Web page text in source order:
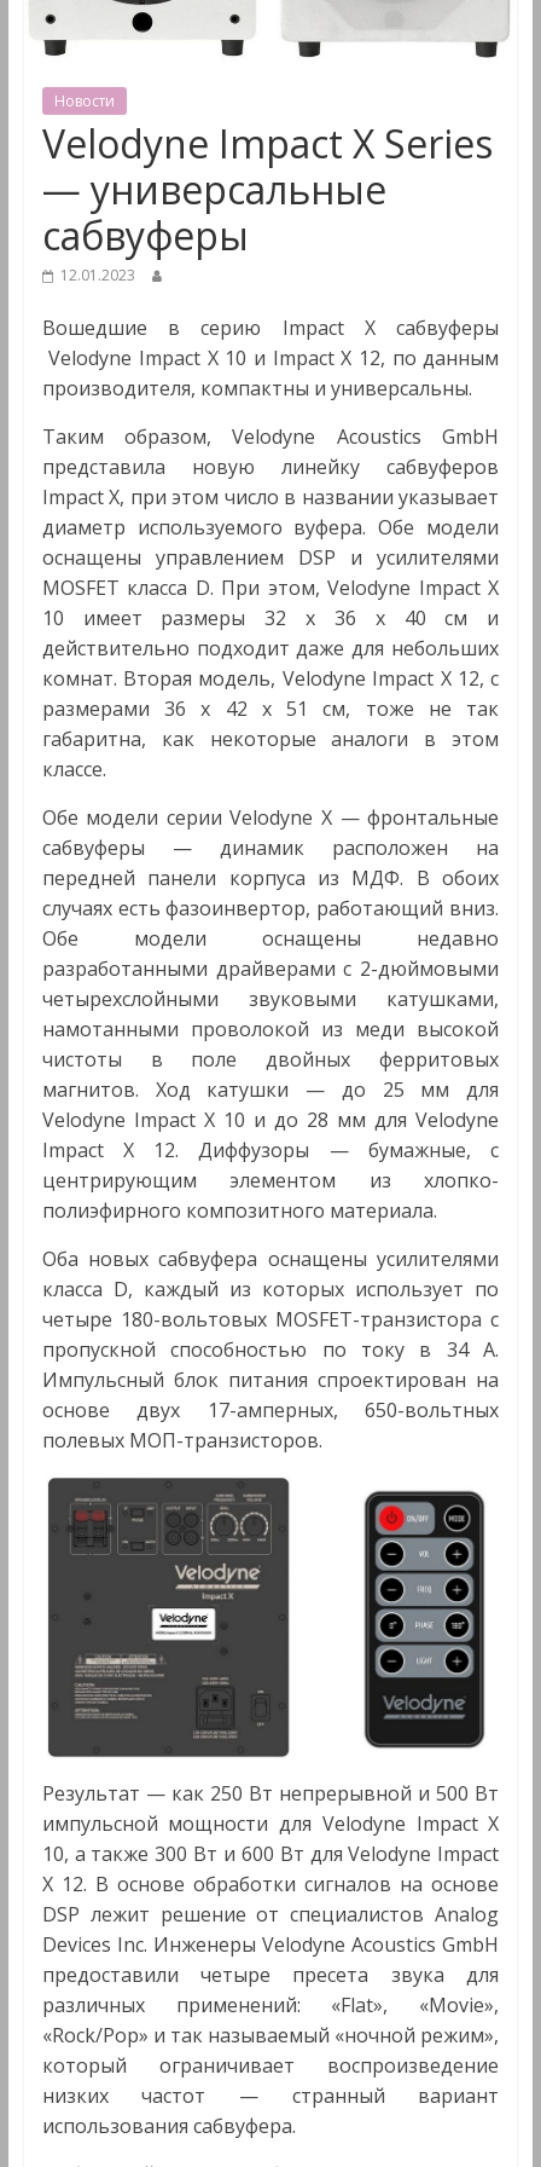
Мультимедиа
Новости
Velodyne Impact X Series
— универсальные
сабвуферы
12.01.2023
Вошедшие в серию Impact X сабвуферы
Velodyne Impact X 10 и Impact X 12, по данным
производителя, компактны и универсальны.
Таким образом, Velodyne Acoustics GmbH
представила новую линейку сабвуферов
Impact X, при этом число в названии указывает
диаметр используемого вуфера. Обе модели
оснащены управлением DSP и усилителями
MOSFET класса D. При этом, Velodyne Impact X
10 имеет размеры 32 x 36 x 40 см и
действительно подходит даже для небольших
комнат. Вторая модель, Velodyne Impact X 12, с
размерами 36 x 42 x 51 см, тоже не так
габаритна, как некоторые аналоги в этом
классе.
Обе модели серии Velodyne X — фронтальные
сабвуферы — динамик расположен на
передней панели корпуса из МДФ. В обоих
случаях есть фазоинвертор, работающий вниз.
Обе модели оснащены недавно
разработанными драйверами с 2-дюймовыми
четырехслойными звуковыми катушками,
намотанными проволокой из меди высокой
чистоты в поле двойных ферритовых
магнитов. Ход катушки — до 25 мм для
Velodyne Impact X 10 и до 28 мм для Velodyne
Impact X 12. Диффузоры — бумажные, с
центрирующим элементом из хлопко-
полиэфирного композитного материала.
Оба новых сабвуфера оснащены усилителями
класса D, каждый из которых использует по
четыре 180-вольтовых MOSFET-транзистора с
пропускной способностью по току в 34 А.
Импульсный блок питания спроектирован на
основе двух 17-амперных, 650-вольтных
полевых МОП-транзисторов.
Результат — как 250 Вт непрерывной и 500 Вт
импульсной мощности для Velodyne Impact X
10, а также 300 Вт и 600 Вт для Velodyne Impact
X 12. В основе обработки сигналов на основе
DSP лежит решение от специалистов Analog
Devices Inc. Инженеры Velodyne Acoustics GmbH
предоставили четыре пресета звука для
различных применений: «Flat», «Movie»,
«Rock/Pop» и так называемый «ночной режим»,
который ограничивает воспроизведение
низких частот — странный вариант
использования сабвуфера.